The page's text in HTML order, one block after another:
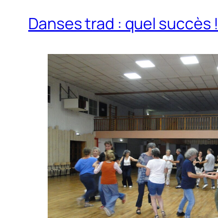
Danses trad : quel succès